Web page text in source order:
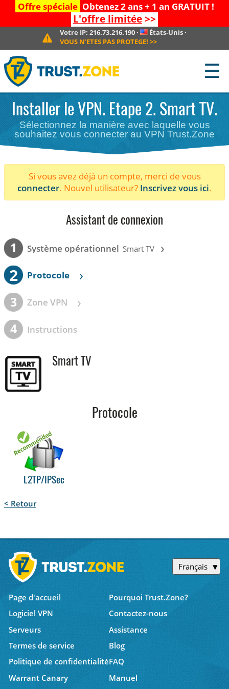
Offre spéciale Obtenez 2 ans + 1 an GRATUIT !
L'offre limitée>>
Votre IP: 216.73.216.190· États-Unis ·
VOUS N'ETES PAS PROTEGE! >>
☰
Installer le VPN. Etape 2. Smart TV.
Sélectionnez la manière avec laquelle vous
souhaitez vous connecter au VPN Trust.Zone
Si vous avez déjà un compte, merci de vous
connecter. Nouvel utilisateur? Inscrivez vous ici.
Assistant de connexion
1 Système opérationnel Smart TV ›
2 Protocole ›
3 Zone VPN ›
4 Instructions
Smart TV
Protocole
L2TP/IPSec
< Retour
Français
Page d'accueil
Pourquoi Trust.Zone?
Logiciel VPN
Contactez-nous
Serveurs
Assistance
Termes de service
Blog
Politique de confidentialitéFAQ
Warrant Canary
Manuel